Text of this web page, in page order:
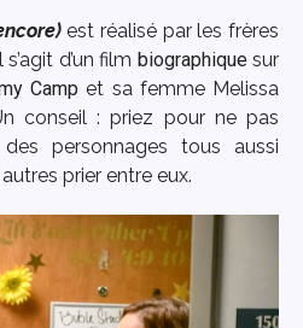
est réalisé par les frères
s’agit d’un film biographiquesur
Camp et sa femme Melissa
conseil : priez pour ne pas
personnages tous aussi
prier entre eux.